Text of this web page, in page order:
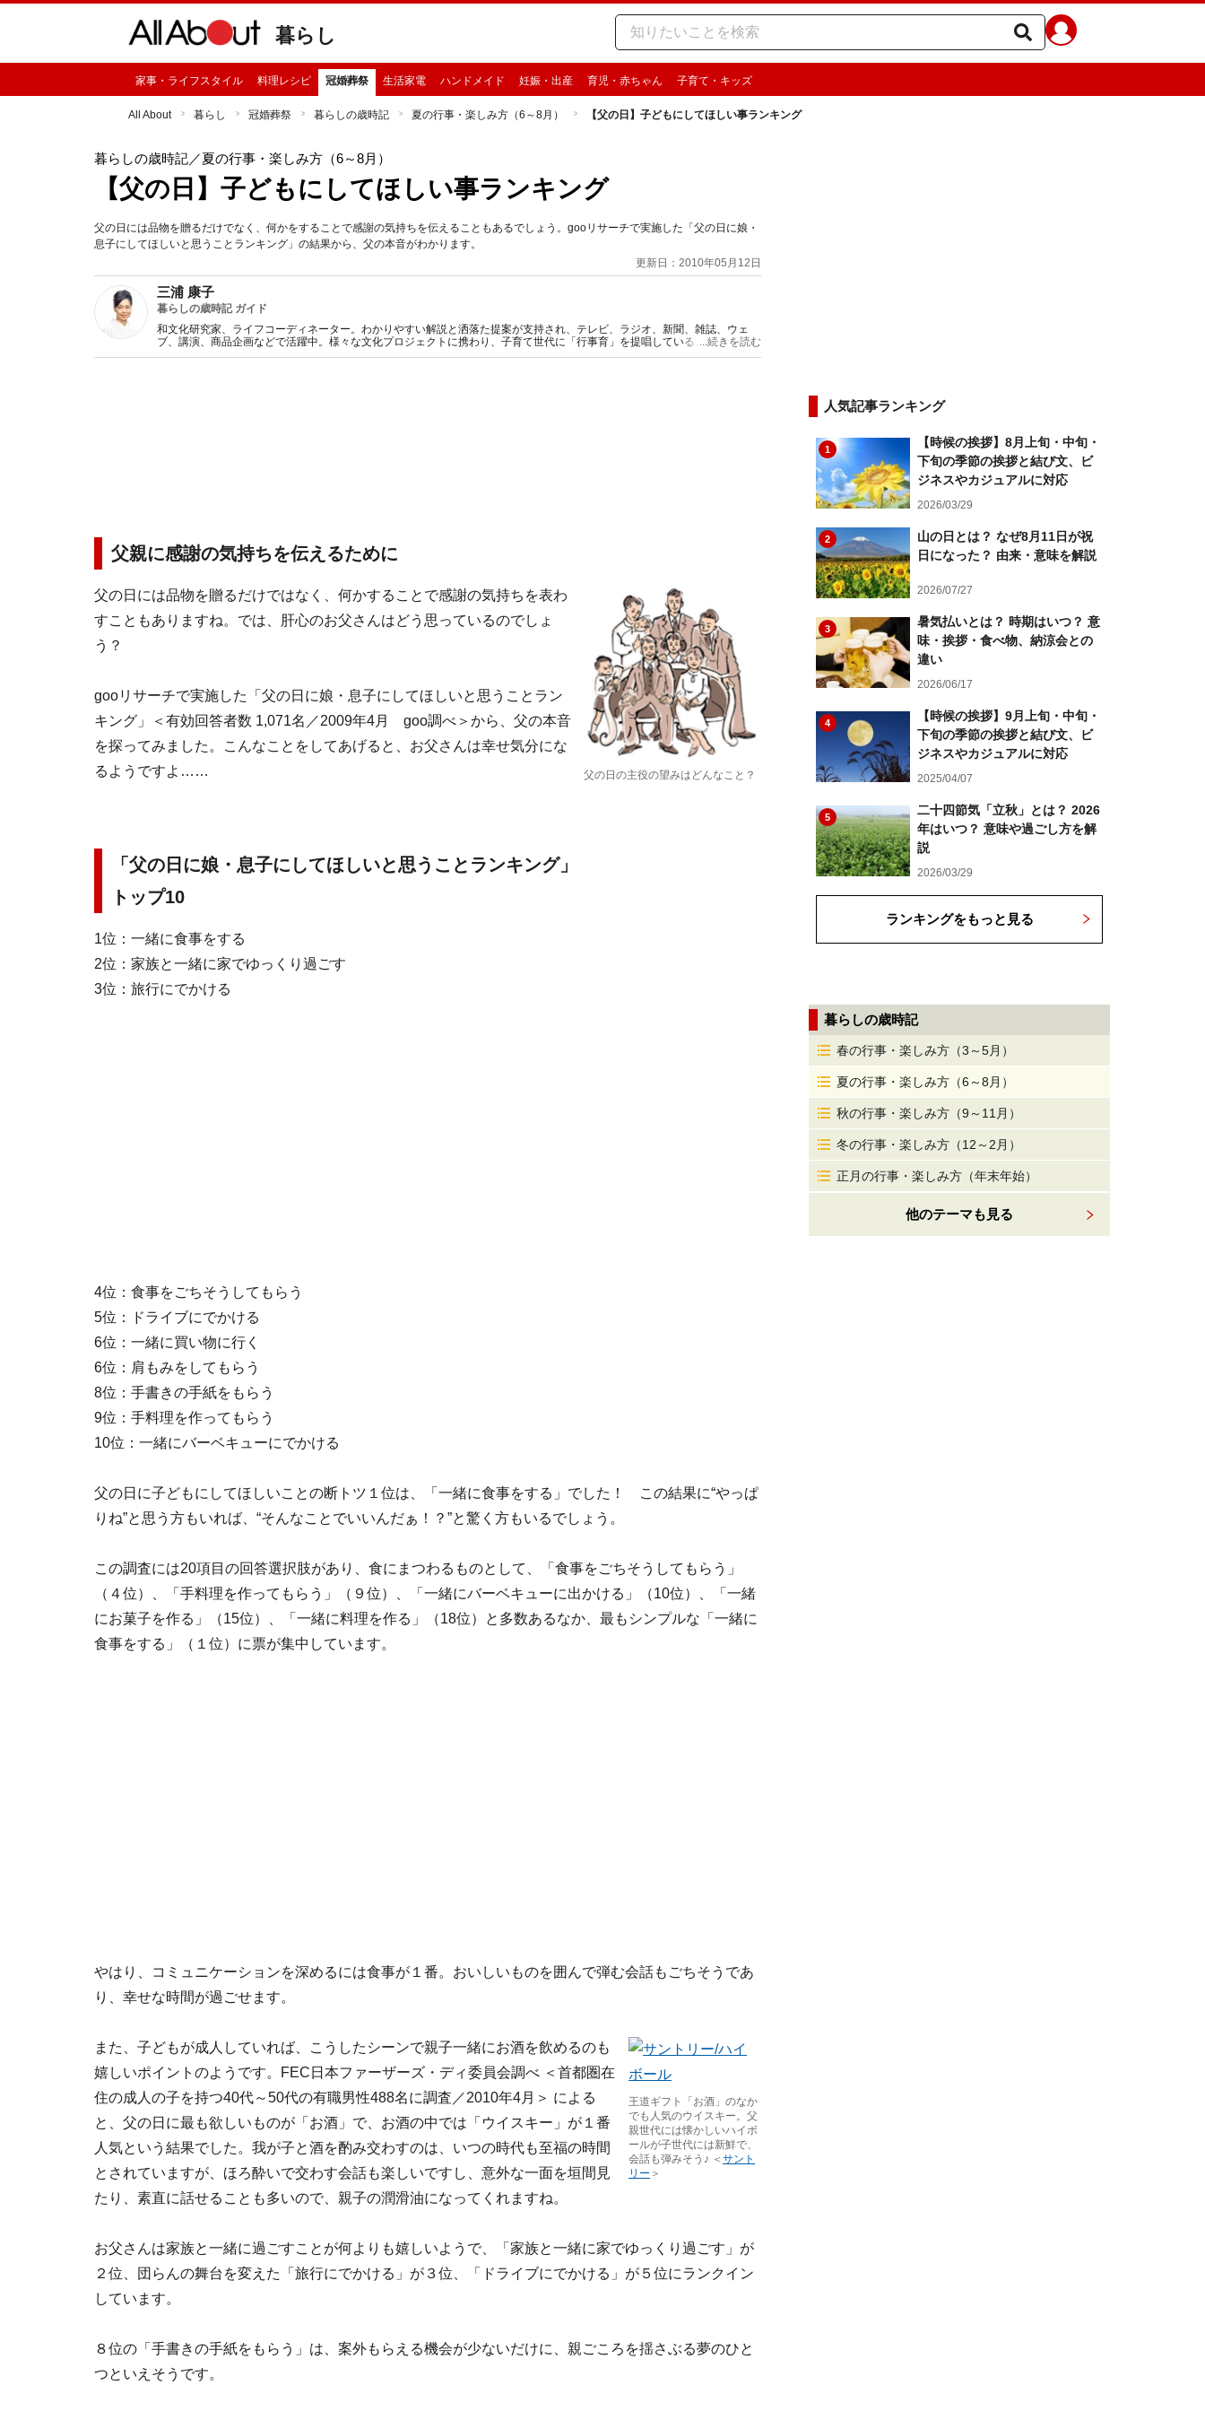
暮らし
家事・ライフスタイル 料理レシピ 冠婚葬祭 生活家電 ハンドメイド 妊娠・出産 育児・赤ちゃん 子育て・キッズ
All About 暮らし 冠婚葬祭 暮らしの歳時記 夏の行事・楽しみ方（6～8月） 【父の日】子どもにしてほしい事ランキング
暮らしの歳時記／夏の行事・楽しみ方（6～8月）
【父の日】子どもにしてほしい事ランキング
父の日には品物を贈るだけでなく、何かをすることで感謝の気持ちを伝えることもあるでしょう。gooリサーチで実施した「父の日に娘・
息子にしてほしいと思うことランキング」の結果から、父の本音がわかります。
更新日：2010年05月12日
三浦 康子
暮らしの歳時記 ガイド
和文化研究家、ライフコーディネーター。わかりやすい解説と洒落た提案が支持され、テレビ、ラジオ、新聞、雑誌、ウェ
ブ、講演、商品企画などで活躍中。様々な文化プロジェクトに携わり、子育て世代に「行事育」を提唱している。著書、監修
書多数。
...続きを読む
父親に感謝の気持ちを伝えるために
父の日の主役の望みはどんなこと？
父の日には品物を贈るだけではなく、何かすることで感謝の気持ちを表わ
すこともありますね。では、肝心のお父さんはどう思っているのでしょ
う？
gooリサーチで実施した「父の日に娘・息子にしてほしいと思うことラン
キング」＜有効回答者数 1,071名／2009年4月 goo調べ＞から、父の本音
を探ってみました。こんなことをしてあげると、お父さんは幸せ気分にな
るようですよ……
「父の日に娘・息子にしてほしいと思うことランキング」
トップ10
1位：一緒に食事をする
2位：家族と一緒に家でゆっくり過ごす
3位：旅行にでかける
4位：食事をごちそうしてもらう
5位：ドライブにでかける
6位：一緒に買い物に行く
6位：肩もみをしてもらう
8位：手書きの手紙をもらう
9位：手料理を作ってもらう
10位：一緒にバーベキューにでかける
父の日に子どもにしてほしいことの断トツ１位は、「一緒に食事をする」でした！ この結果に“やっぱ
りね”と思う方もいれば、“そんなことでいいんだぁ！？”と驚く方もいるでしょう。
この調査には20項目の回答選択肢があり、食にまつわるものとして、「食事をごちそうしてもらう」
（４位）、「手料理を作ってもらう」（９位）、「一緒にバーベキューに出かける」（10位）、「一緒
にお菓子を作る」（15位）、「一緒に料理を作る」（18位）と多数あるなか、最もシンプルな「一緒に
食事をする」（１位）に票が集中しています。
やはり、コミュニケーションを深めるには食事が１番。おいしいものを囲んで弾む会話もごちそうであ
り、幸せな時間が過ごせます。
王道ギフト「お酒」のなか
でも人気のウイスキー。父
親世代には懐かしいハイボ
ールが子世代には新鮮で、
会話も弾みそう♪ ＜ サント
リー ＞
また、子どもが成人していれば、こうしたシーンで親子一緒にお酒を飲めるのも
嬉しいポイントのようです。FEC日本ファーザーズ・ディ委員会調べ ＜首都圏在
住の成人の子を持つ40代～50代の有職男性488名に調査／2010年4月＞ による
と、父の日に最も欲しいものが「お酒」で、お酒の中では「ウイスキー」が１番
人気という結果でした。我が子と酒を酌み交わすのは、いつの時代も至福の時間
とされていますが、ほろ酔いで交わす会話も楽しいですし、意外な一面を垣間見
たり、素直に話せることも多いので、親子の潤滑油になってくれますね。
お父さんは家族と一緒に過ごすことが何よりも嬉しいようで、「家族と一緒に家でゆっくり過ごす」が
２位、団らんの舞台を変えた「旅行にでかける」が３位、「ドライブにでかける」が５位にランクイン
しています。
８位の「手書きの手紙をもらう」は、案外もらえる機会が少ないだけに、親ごころを揺さぶる夢のひと
つといえそうです。
人気記事ランキング
1
【時候の挨拶】8月上旬・中旬・
下旬の季節の挨拶と結び文、ビ
ジネスやカジュアルに対応
2026/03/29
2
山の日とは？ なぜ8月11日が祝
日になった？ 由来・意味を解説
2026/07/27
3
暑気払いとは？ 時期はいつ？ 意
味・挨拶・食べ物、納涼会との
違い
2026/06/17
4
【時候の挨拶】9月上旬・中旬・
下旬の季節の挨拶と結び文、ビ
ジネスやカジュアルに対応
2025/04/07
5
二十四節気「立秋」とは？ 2026
年はいつ？ 意味や過ごし方を解
説
2026/03/29
ランキングをもっと見る
暮らしの歳時記
春の行事・楽しみ方（3～5月）
夏の行事・楽しみ方（6～8月）
秋の行事・楽しみ方（9～11月）
冬の行事・楽しみ方（12～2月）
正月の行事・楽しみ方（年末年始）
他のテーマも見る